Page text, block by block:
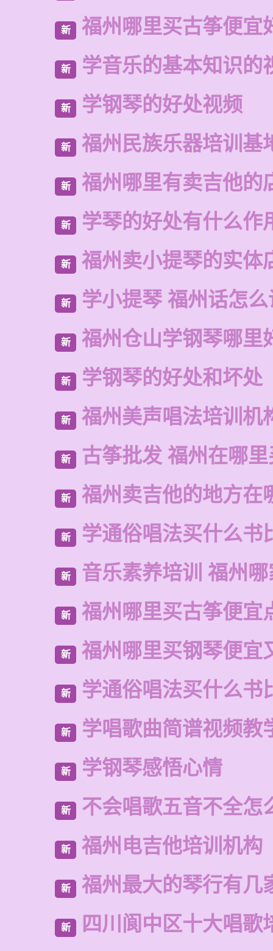
新 福州哪里买古筝便宜
新 学音乐的基本知识的
新 学钢琴的好处视频
新 福州民族乐器培训基
新 福州哪里有卖吉他的
新 学琴的好处有什么作
新 福州卖小提琴的实体
新 学小提琴 福州话怎
新 福州仓山学钢琴哪里
新 学钢琴的好处和坏处
新 福州美声唱法培训机
新 古筝批发 福州在哪
新 福州卖吉他的地方在
新 学通俗唱法买什么书
新 音乐素养培训 福州
新 福州哪里买古筝便宜
新 福州哪里买钢琴便宜
新 学通俗唱法买什么书
新 学唱歌曲简谱视频教
新 学钢琴感悟心情
新 不会唱歌五音不全怎
新 福州电吉他培训机构
新 福州最大的琴行有几
新 四川阆中区十大唱歌